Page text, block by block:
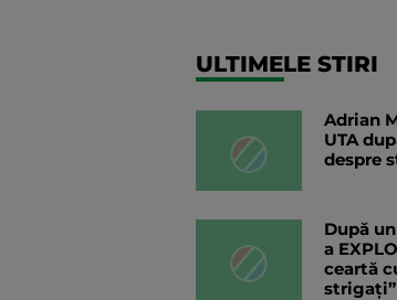
ULTIMELE STIRI
Adrian
UTA
despre
După
a
ceartă
strigați”